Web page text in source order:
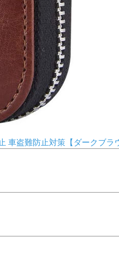
車盗難防止対策【ダークブラ